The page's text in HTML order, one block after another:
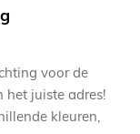
voor de
het juiste adres!
kleuren,